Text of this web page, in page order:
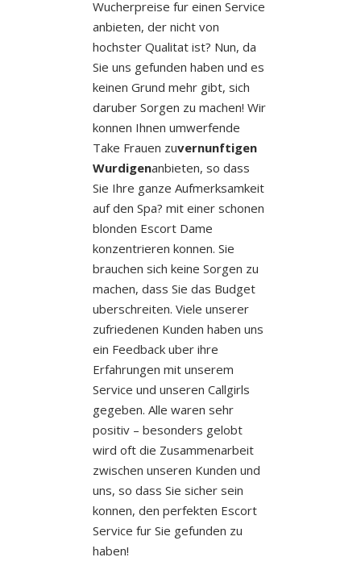
Wucherpreise fur einen Service
anbieten, der nicht von
hochster Qualitat ist? Nun, da
Sie uns gefunden haben und es
keinen Grund mehr gibt, sich
daruber Sorgen zu machen! Wir
konnen Ihnen umwerfende
Take Frauen zuvernunftigen
Wurdigenanbieten, so dass
Sie Ihre ganze Aufmerksamkeit
auf den Spa? mit einer schonen
blonden Escort Dame
konzentrieren konnen. Sie
brauchen sich keine Sorgen zu
machen, dass Sie das Budget
uberschreiten. Viele unserer
zufriedenen Kunden haben uns
ein Feedback uber ihre
Erfahrungen mit unserem
Service und unseren Callgirls
gegeben. Alle waren sehr
positiv – besonders gelobt
wird oft die Zusammenarbeit
zwischen unseren Kunden und
uns, so dass Sie sicher sein
konnen, den perfekten Escort
Service fur Sie gefunden zu
haben!